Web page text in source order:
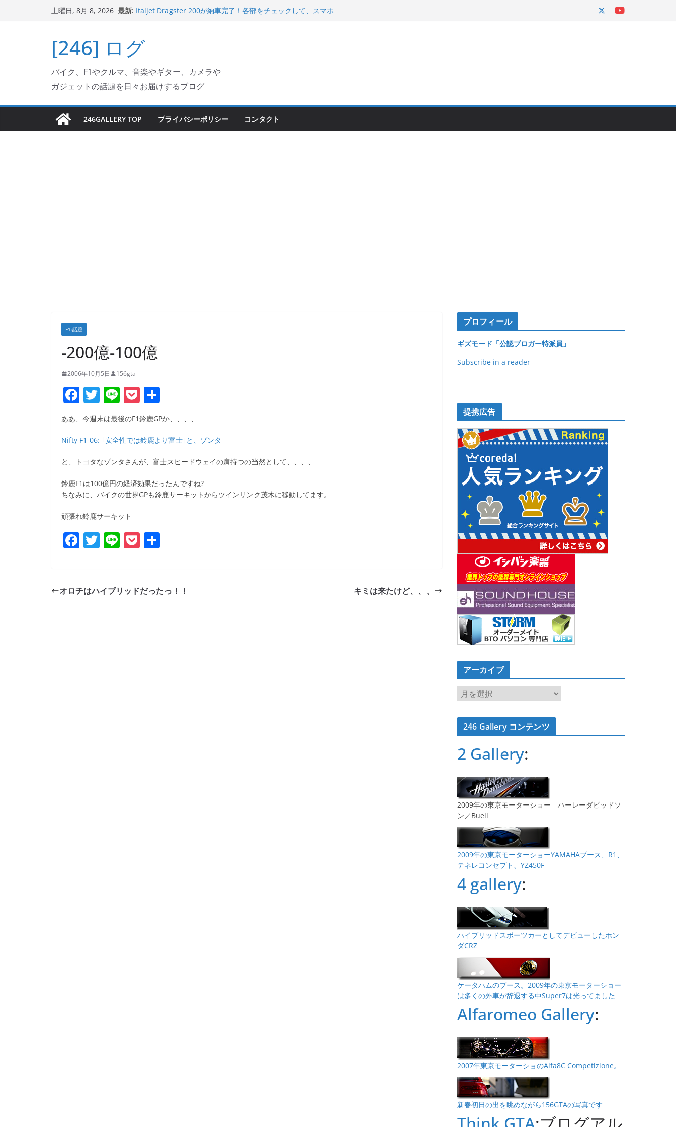
キ
プ
土曜日, 8月 8, 2026 最新: Italjet Dragster 200が納車完了！各部をチェックして、スマホ
Ken Block 逝去
岩手県奥州市へのふるさと納税で KGR HARMONY 南部鉄器エ
Italjet Dragster 200のフロントISSサスの動きが判ったらコーナ
リングが楽しくなった
[246] ログ
バイク、F1やクルマ、音楽やギター、カメラや
ガジェットの話題を日々お届けするブログ
246GALLERY TOP プライバシーポリシー コンタクト
F1:話題
-200億-100億
2006年10月5日 156gta
F
a
c
e
b
o
o
k
T
w
itt
er
Li
n
e
P
o
ck
et
有
ああ、今週末は最後のF1鈴鹿GPか、、、、
Nifty F1-06: ｢安全性では鈴鹿より富士｣と、ゾンタ
と、トヨタなゾンタさんが、富士スピードウェイの肩持つの当然として、、、、
鈴鹿F1は100億円の経済効果だったんですね?
ちなみに、バイクの世界GPも鈴鹿サーキットからツインリンク茂木に移動してます。
頑張れ鈴鹿サーキット
F
e
T
er
Li P
et
オロチはハイブリッドだったっ！！ キミは来たけど、、、
プロフィール
ギズモード「公認ブロガー特派員」
Subscribe in a reader
提携広告
アーカイブ
ア
ー
カ
イ246 Gallery コンテンツ
2 Gallery:
2009年の東京モーターショー ハーレーダビッドソ
ン／Buell
2009年の東京モーターショーYAMAHAブース、R1、
テネレコンセプト、YZ450F
4 gallery:
ハイブリッドスポーツカーとしてデビューしたホン
ダCRZ
ケータハムのブース。2009年の東京モーターショー
は多くの外車が辞退する中Super7は光ってました
Alfaromeo Gallery:
2007年東京モーターショのAlfa8C Competizione。
新春初日の出を眺めながら156GTAの写真です